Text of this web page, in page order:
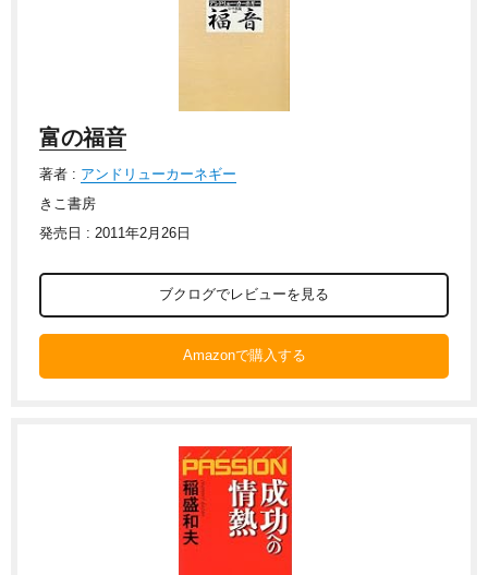
富の福音
著者 : アンドリューカーネギー
きこ書房
発売日 : 2011年2月26日
ブクログでレビューを見る
Amazonで購入する